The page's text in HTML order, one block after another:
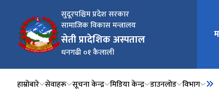
सुदूरपश्चिम प्रदेश सरकार
सामाजिक विकास मन्त्रालय
सेती प्रादेशिक अस्पताल
धनगढी ०१ कैलाली
मुख्य
हाम्रोबारे सेवाहरू सूचना केन्द्र मिडिया केन्द्र डाउनलोड विभाग